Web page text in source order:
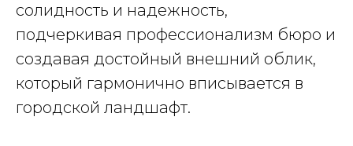
солидность и надежность,
подчеркивая профессионализм бюро и
создавая достойный внешний облик,
который гармонично вписывается в
городской ландшафт.